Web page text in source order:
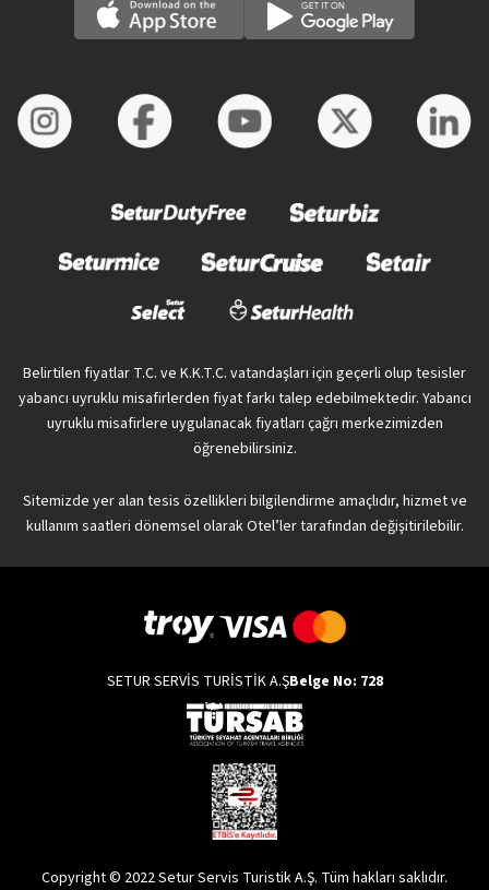
Belirtilen fiyatlar T.C. ve K.K.T.C. vatandaşları için geçerli olup tesisler
yabancı uyruklu misafirlerden fiyat farkı talep edebilmektedir. Yabancı
uyruklu misafirlere uygulanacak fiyatları çağrı merkezimizden
öğrenebilirsiniz.
Sitemizde yer alan tesis özellikleri bilgilendirme amaçlıdır, hizmet ve
kullanım saatleri dönemsel olarak Otel’ler tarafından değişitirilebilir.
SETUR SERVİS TURİSTİK A.ŞBelge No: 728
Copyright © 2022 Setur Servis Turistik A.Ş. Tüm hakları saklıdır.